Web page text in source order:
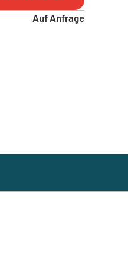
Auf Anfrage